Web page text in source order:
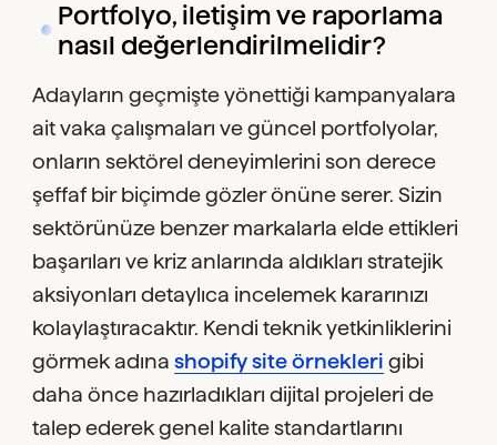
Portfolyo, iletişim ve raporlama
nasıl değerlendirilmelidir?
Adayların geçmişte yönettiği kampanyalara
ait vaka çalışmaları ve güncel portfolyolar,
onların sektörel deneyimlerini son derece
şeffaf bir biçimde gözler önüne serer. Sizin
sektörünüze benzer markalarla elde ettikleri
başarıları ve kriz anlarında aldıkları stratejik
aksiyonları detaylıca incelemek kararınızı
kolaylaştıracaktır. Kendi teknik yetkinliklerini
görmek adınashopify site örnekleri gibi
daha önce hazırladıkları dijital projeleri de
talep ederek genel kalite standartlarını